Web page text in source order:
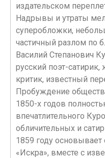
издательском
Надрывы и утраты
суперобложки,
частичный разлом по
Василий Степанович
русский поэт-
критик, известный
Пробуждение
1850-х годов
впечатлительного
обличительных и
1859 году основывает
«Искра», вместе с